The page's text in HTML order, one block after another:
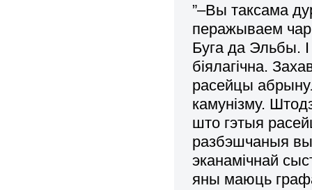
”–Вы таксама
перажываем
Буга да Эльбы.
біялагічна.
расейцы
камунізму.
што гэтыя
разбэшчаныя
эканамічнай
яны маюць